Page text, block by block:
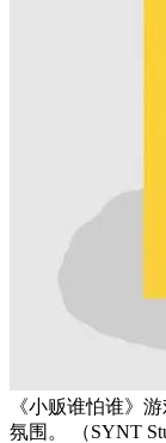
《小贩谁怕谁》
氛围。 （SYNT